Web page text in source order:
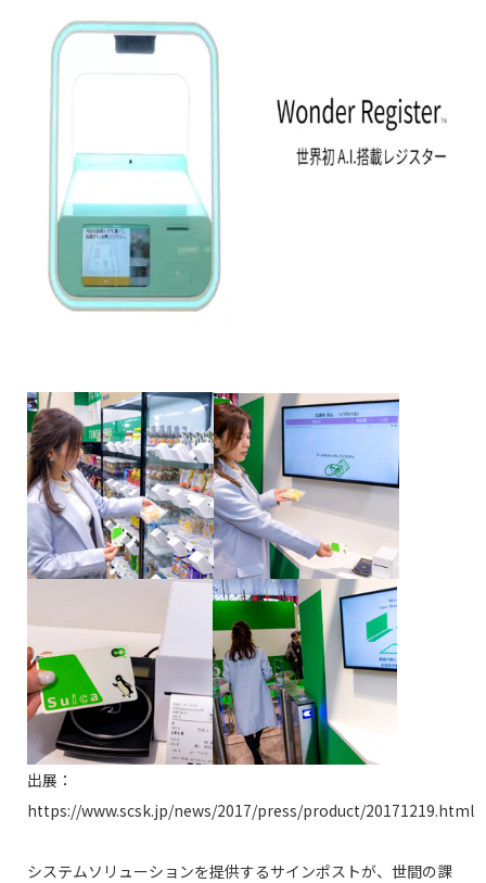
出展：
https://www.scsk.jp/news/2017/press/product/20171219.html
システムソリューションを提供するサインポストが、世間の課